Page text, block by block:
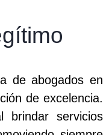
de abogados en
de excelencia.
brindar servicios